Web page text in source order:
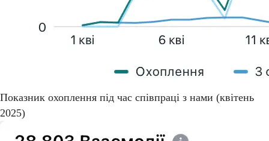
Показник охоплення під час співпраці з нами (квітень
2025)